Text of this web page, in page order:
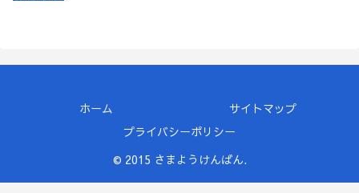
ホーム
サイトマップ
プライバシーポリシー
© 2015 さまようけんばん.